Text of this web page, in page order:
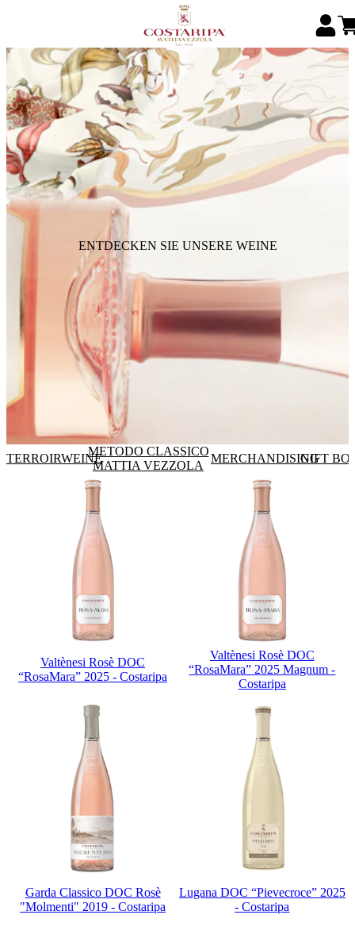
ENTDECKEN SIE UNSERE WEINE
TERROIRWEINE
METODO CLASSICO
MATTIA VEZZOLA
MERCHANDISING
GIFT
Valtènesi Rosè DOC
“RosaMara” 2025 - Costaripa
Valtènesi Rosè DOC
“RosaMara” 2025 Magnum -
Costaripa
Garda Classico DOC Rosè
"Molmenti" 2019 - Costaripa
Lugana DOC “Pievecroce” 2025
- Costaripa